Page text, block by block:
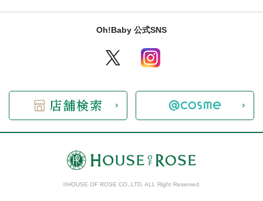
Oh!Baby 公式SNS
©HOUSE OF ROSE CO.,LTD. ALL Right Reserved.